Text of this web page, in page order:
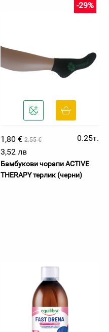
1,80 € 2.55 €
-29%
0.25т.
3,52 лв
Бамбукови чорапи ACTIVE
THERAPY терлик (черни)